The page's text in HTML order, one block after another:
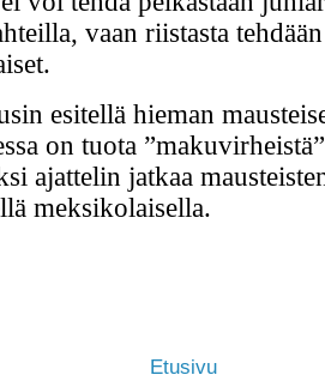
Etusivu